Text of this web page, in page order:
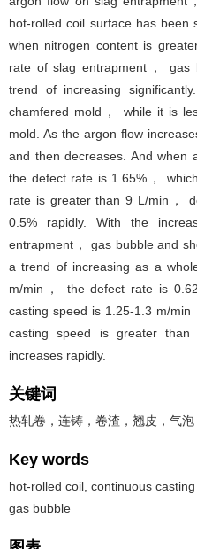
hot-rolled coil surface has
when nitrogen content is
rate of slag entrapment， gas
trend of increasing
chamfered mold， while it is
mold. As the argon flow
and then decreases. And when
the defect rate is 1.65%，
rate is greater than 9 L/min，
0.5% rapidly. With the
entrapment， gas bubble and
a trend of increasing as a
m/min， the defect rate is
casting speed is 1.25-1.3 m/
casting speed is greater
increases rapidly.
关键词
热轧卷，连铸，卷渣，翘皮，气泡
Key words
hot-rolled coil, continuous
gas bubble